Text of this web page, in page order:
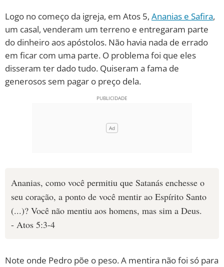
Logo no começo da igreja, em Atos 5, Ananias e Safira,
um casal, venderam um terreno e entregaram parte
do dinheiro aos apóstolos. Não havia nada de errado
em ficar com uma parte. O problema foi que eles
disseram ter dado tudo. Quiseram a fama de
generosos sem pagar o preço dela.
Ananias, como você permitiu que Satanás enchesse o
seu coração, a ponto de você mentir ao Espírito Santo
(...)? Você não mentiu aos homens, mas sim a Deus.
- Atos 5:3-4
Note onde Pedro põe o peso. A mentira não foi só para